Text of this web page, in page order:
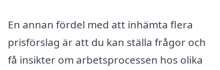
En annan fördel med att inhämta flera
prisförslag är att du kan ställa frågor och
få insikter om arbetsprocessen hos olika